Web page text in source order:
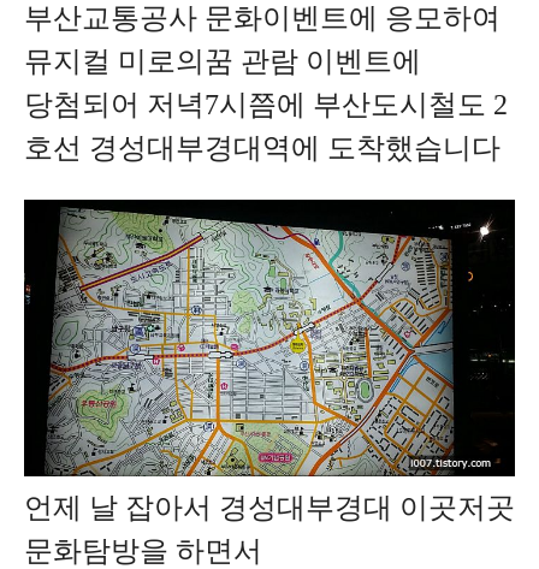
부산교통공사 문화이벤트에 응모하여
뮤지컬 미로의꿈 관람 이벤트에
당첨되어 저녁7시쯤에 부산도시철도 2
호선 경성대부경대역에 도착했습니다
언제 날 잡아서 경성대부경대 이곳저곳
문화탐방을 하면서